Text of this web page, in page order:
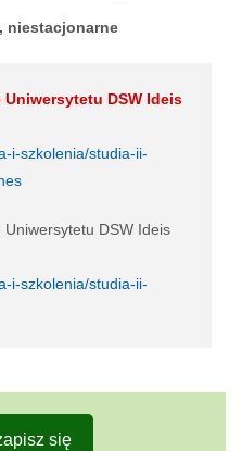
nie­sta­cjo­nar­ne
DSW Ideis
i-szkolenia/studia-ii-
DSW Ideis
i-szkolenia/studia-ii-
się